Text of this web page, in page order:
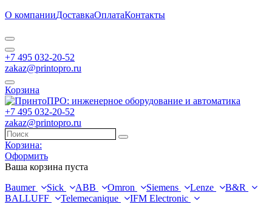
О компанииДоставкаОплатаКонтакты
+7 495 032-20-52
zakaz@printopro.ru
Корзина
+7 495 032-20-52
zakaz@printopro.ru
Корзина:
Оформить
Ваша корзина пуста
Baumer
Sick ABB Omron Siemens Lenze
B&R
BALLUFF
Telemecanique IFM Electronic